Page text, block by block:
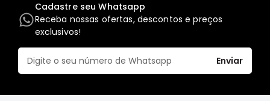
Elétrica
ECLIPSE
CROSS
Cadastre seu Whatsapp
Receba nossas ofertas, descontos e preços
exclusivos!
Enviar